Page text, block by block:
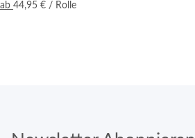
ab 44,95 € / Rolle